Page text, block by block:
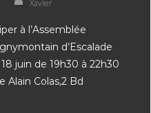
Xavier
à l’Assemblée
d’Escalade
juin de 19h30 à 22h30
Alain Colas,2 Bd